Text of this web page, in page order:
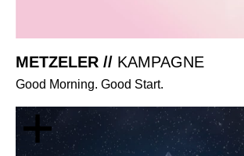
METZELER // KAMPAGNE
Good Morning. Good Start.